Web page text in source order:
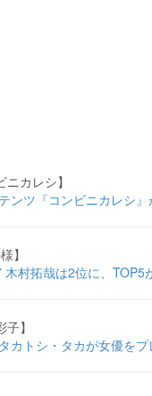
カレシ】
ンツ『コンビニカレシ
】
村拓哉は2位に、TOP5
】
カトシ・タカが女優を